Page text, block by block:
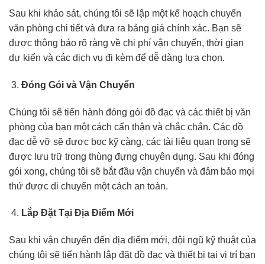
Sau khi khảo sát, chúng tôi sẽ lập một kế hoạch chuyển
văn phòng chi tiết và đưa ra bảng giá chính xác. Bạn sẽ
được thông báo rõ ràng về chi phí vận chuyển, thời gian
dự kiến và các dịch vụ đi kèm để dễ dàng lựa chọn.
Đóng Gói và Vận Chuyển
Chúng tôi sẽ tiến hành đóng gói đồ đạc và các thiết bị văn
phòng của bạn một cách cẩn thận và chắc chắn. Các đồ
đạc dễ vỡ sẽ được bọc kỹ càng, các tài liệu quan trọng sẽ
được lưu trữ trong thùng đựng chuyên dụng. Sau khi đóng
gói xong, chúng tôi sẽ bắt đầu vận chuyển và đảm bảo mọi
thứ được di chuyển một cách an toàn.
Lắp Đặt Tại Địa Điểm Mới
Sau khi vận chuyển đến địa điểm mới, đội ngũ kỹ thuật của
chúng tôi sẽ tiến hành lắp đặt đồ đạc và thiết bị tại vị trí bạn